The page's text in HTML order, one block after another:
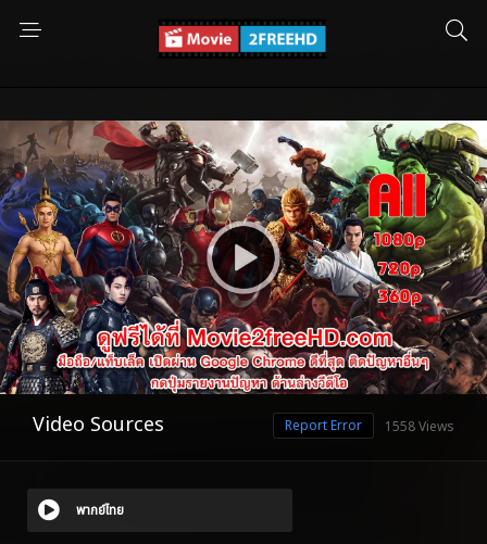
Video Sources 1558 Views
Report Error
พากย์ไทย